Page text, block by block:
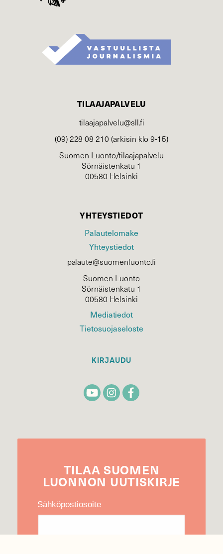
TILAAJAPALVELU
tilaajapalvelu@sll.fi
(09) 228 08 210 (arkisin klo 9-15)
Suomen Luonto/tilaajapalvelu
Sörnäistenkatu 1
00580 Helsinki
YHTEYSTIEDOT
Palautelomake
Yhteystiedot
palaute@suomenluonto.fi
Suomen Luonto
Sörnäistenkatu 1
00580 Helsinki
Mediatiedot
Tietosuojaseloste
KIRJAUDU
TILAA SUOMEN
LUONNON UUTIS­KIRJE
Sähköpostiosoite